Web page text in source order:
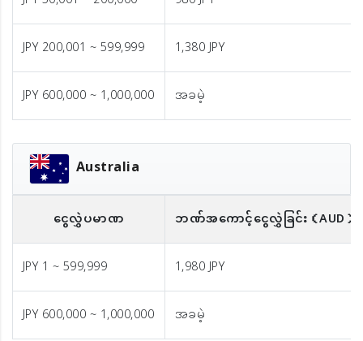
JPY 200,001 ~ 599,999
1,380 JPY
JPY 600,000 ~ 1,000,000
အခမဲ့
Australia
ငွေလွှဲပမာဏ ဘဏ်အကောင့်ငွေလွှဲခြင်း（AUD）※
JPY 1 ~ 599,999
1,980 JPY
JPY 600,000 ~ 1,000,000
အခမဲ့